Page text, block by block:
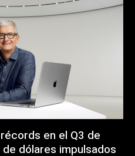
en el Q3 de
dólares impulsados